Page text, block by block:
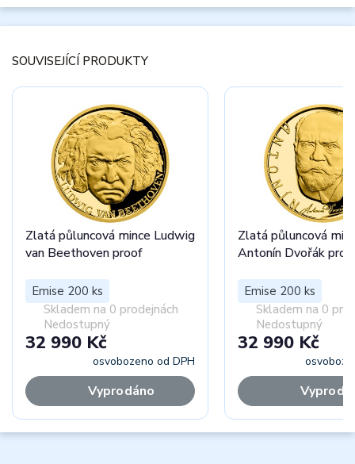
SOUVISEJÍCÍ PRODUKTY
Zlatá půluncová mince Ludwig
van Beethoven proof
Emise 200 ks
Skladem na 0 prodejnách
Nedostupný
32 990 Kč
osvobozeno od DPH
Vyprodáno
Zlatá půluncová
Antonín Dvořák
Emise 200 ks
Skladem na 0
Nedostupný
32 990 Kč